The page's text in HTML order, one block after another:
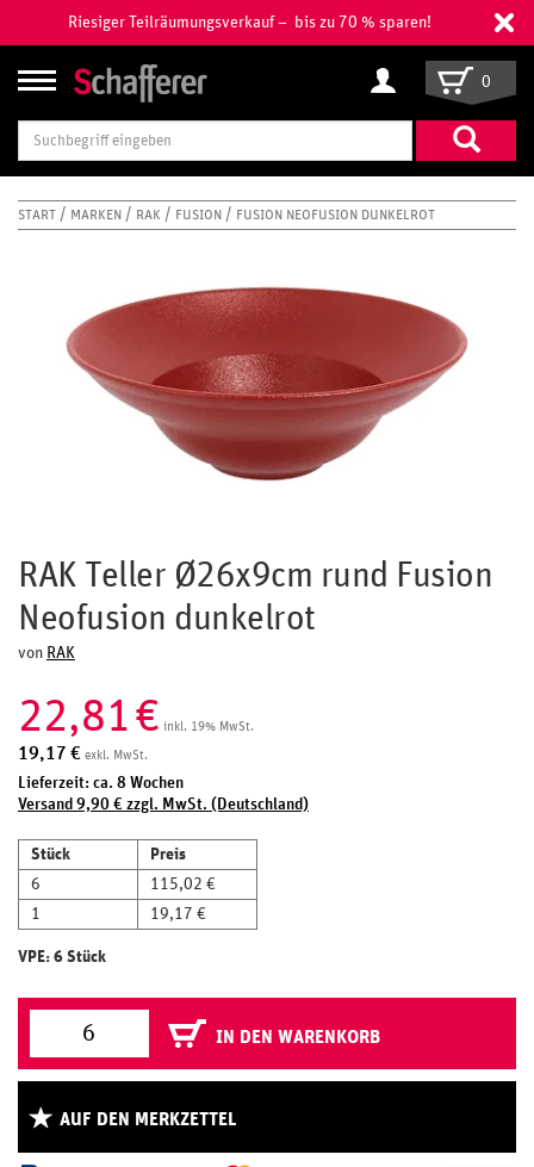
Riesiger Teilräumungsverkauf – bis zu 70 % sparen!
Suchbegriff
eingeben
0
START MARKEN RAK FUSION FUSION NEOFUSION DUNKELROT
RAK Teller Ø26x9cm rund Fusion
Neofusion dunkelrot
von RAK
22,81€ inkl. 19% MwSt.
19,17 € exkl. MwSt.
Lieferzeit: ca. 8 Wochen
Versand 9,90 € zzgl. MwSt. (Deutschland)
Stück
Preis
6
115,02 €
1
19,17 €
VPE: 6 Stück
IN DEN WARENKORB
AUF DEN MERKZETTEL